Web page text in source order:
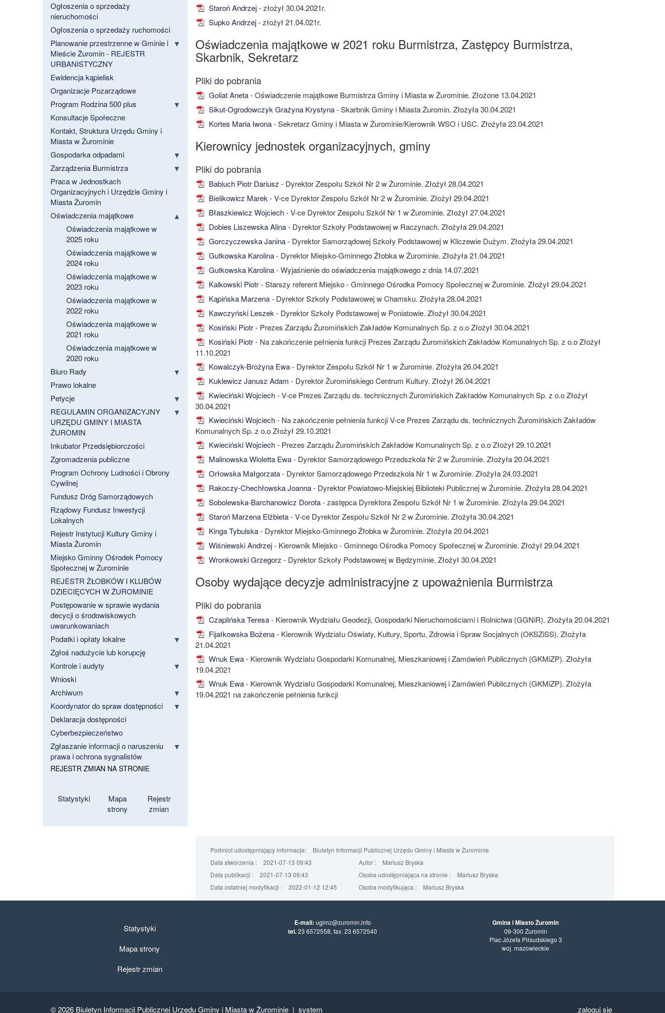
Ogłoszenia o sprzedaży
nieruchomości
Ogłoszenia o sprzedaży ruchomości
Planowanie przestrzenne w Gminie i
Mieście Żuromin - REJESTR
URBANISTYCZNY
Ewidencja kąpielisk
Organizacje Pozarządowe
Program Rodzina 500 plus
Konsultacje Społeczne
Kontakt, Struktura Urzędu Gminy i
Miasta w Żurominie
Gospodarka odpadami
Zarządzenia Burmistrza
Praca w Jednostkach
Organizacyjnych i Urzędzie Gminy i
Miasta Żuromin
Oświadczenia majątkowe
Oświadczenia majątkowe w
2025 roku
Oświadczenia majątkowe w
2024 roku
Oświadczenia majątkowe w
2023 roku
Oświadczenia majątkowe w
2022 roku
Oświadczenia majątkowe w
2021 roku
Oświadczenia majątkowe w
2020 roku
Biuro Rady
Prawo lokalne
Petycje
REGULAMIN ORGANIZACYJNY
URZĘDU GMINY I MIASTA
ŻUROMIN
Inkubator Przedsiębiorczości
Zgromadzenia publiczne
Program Ochrony Ludności i Obrony
Cywilnej
Fundusz Dróg Samorządowych
Rządowy Fundusz Inwestycji
Lokalnych
Rejestr Instytucji Kultury Gminy i
Miasta Żuromin
Miejsko Gminny Ośrodek Pomocy
Społecznej w Żurominie
REJESTR ŻŁOBKÓW I KLUBÓW
DZIECIĘCYCH W ŻUROMINIE
Postępowanie w sprawie wydania
decycji o środowiskowych
uwarunkowaniach
Podatki i opłaty lokalne
Zgłoś nadużycie lub korupcję
Kontrole i audyty
Wnioski
Archiwum
Koordynator do spraw dostępności
Deklaracja dostępności
Cyberbezpieczeństwo
Zgłaszanie informacji o naruszeniu
prawa i ochrona sygnalistów
REJESTR ZMIAN NA STRONIE
Statystyki
Mapa
strony
Rejestr
zmian
Staroń Andrzej - złożył 30.04.2021r.
Supko Andrzej - złożył 21.04.021r.
Oświadczenia majątkowe w 2021 roku Burmistrza, Zastępcy Burmistrza,
Skarbnik, Sekretarz
Goliat Aneta - Oświadczenie majątkowe Burmistrza Gminy i Miasta w Żurominie. Złożone 13.04.2021
Sikut-Ogrodowczyk Grażyna Krystyna - Skarbnik Gminy i Miasta Żuromin. Złożyła 30.04.2021
Kortes Maria Iwona - Sekretarz Gminy i Miasta w Żurominie/Kierownik WSO i USC. Złożyła 23.04.2021
Kierownicy jednostek organizacyjnych, gminy
Babiuch Piotr Dariusz - Dyrektor Zespołu Szkół Nr 2 w Żurominie. Złożył 28.04.2021
Bielikowicz Marek - V-ce Dyrektor Zespołu Szkół Nr 2 w Żurominie. Złożył 29.04.2021
Błaszkiewicz Wojciech - V-ce Dyrektor Zespołu Szkół Nr 1 w Żurominie. Złożył 27.04.2021
Dobies Liszewska Alina - Dyrektor Szkoły Podstawowej w Raczynach. Złożyła 29.04.2021
Gorczyczewska Janina - Dyrektor Samorządowej Szkoły Podstawowej w Kliczewie Dużym. Złożyła 29.04.2021
Gutkowska Karolina - Dyrektor Miejsko-Gminnego Żłobka w Żurominie. Złożyła 21.04.2021
Gutkowska Karolina - Wyjaśnienie do oświadczenia majątkowego z dnia 14.07.2021
Kalkowski Piotr - Starszy referent Miejsko - Gminnego Ośrodka Pomocy Społecznej w Żurominie. Złożył 29.04.2021
Kąpińska Marzena - Dyrektor Szkoły Podstawowej w Chamsku. Złożyła 28.04.2021
Kawczyński Leszek - Dyrektor Szkoły Podstawowej w Poniatowie. Złożył 30.04.2021
Kosiński Piotr - Prezes Zarządu Żuromińskich Zakładów Komunalnych Sp. z o.o Złożył 30.04.2021
Kosiński Piotr - Na zakończenie pełnienia funkcji Prezes Zarządu Żuromińskich Zakładów Komunalnych Sp. z o.o Złożył
11.10.2021
Kowalczyk-Brożyna Ewa - Dyrektor Zespołu Szkół Nr 1 w Żurominie. Złożyła 26.04.2021
Kuklewicz Janusz Adam - Dyrektor Żuromińskiego Centrum Kultury. Złożył 26.04.2021
Kwieciński Wojciech - V-ce Prezes Zarządu ds. technicznych Żuromińskich Zakładów Komunalnych Sp. z o.o Złożył
30.04.2021
Kwieciński Wojciech - Na zakończenie pełnienia funkcji V-ce Prezes Zarządu ds. technicznych Żuromińskich Zakładów
Komunalnych Sp. z o.o Złożył 29.10.2021
Kwieciński Wojciech - Prezes Zarządu Żuromińskich Zakładów Komunalnych Sp. z o.o Złożył 29.10.2021
Malinowska Wioletta Ewa - Dyrektor Samorządowego Przedszkola Nr 2 w Żurominie. Złożyła 20.04.2021
Orłowska Małgorzata - Dyrektor Samorządowego Przedszkola Nr 1 w Żurominie. Złożyła 24.03.2021
Rakoczy-Chechłowska Joanna - Dyrektor Powiatowo-Miejskiej Biblioteki Publicznej w Żurominie. Złożyła 28.04.2021
Sobolewska-Barchanowicz Dorota - zastępca Dyrektora Zespołu Szkół Nr 1 w Żurominie. Złożyła 29.04.2021
Staroń Marzena Elżbieta - V-ce Dyrektor Zespołu Szkół Nr 2 w Żurominie. Złożyła 30.04.2021
Kinga Tybulska - Dyrektor Miejsko-Gminnego Żłobka w Żurominie. Złożyła 20.04.2021
Wiśniewski Andrzej - Kierownik Miejsko - Gminnego Ośrodka Pomocy Społecznej w Żurominie. Złożył 29.04.2021
Wronkowski Grzegorz - Dyrektor Szkoły Podstawowej w Będzyminie. Złożył 30.04.2021
Osoby wydające decyzje administracyjne z upoważnienia Burmistrza
Czaplińska Teresa - Kierownik Wydziału Geodezji, Gospodarki Nieruchomościami i Rolnictwa (GGNiR). Złożyła 20.04.2021
Fijałkowska Bożena - Kierownik Wydziału Oświaty, Kultury, Sportu, Zdrowia i Spraw Socjalnych (OKSZiSS). Złożyła
21.04.2021
Wnuk Ewa - Kierownik Wydziału Gospodarki Komunalnej, Mieszkaniowej i Zamówień Publicznych (GKMiZP). Złożyła
19.04.2021
Wnuk Ewa - Kierownik Wydziału Gospodarki Komunalnej, Mieszkaniowej i Zamówień Publicznych (GKMiZP). Złożyła
19.04.2021 na zakończenie pełnienia funkcji
Podmiot udostępniający informacje:
Biuletyn Informacji Publicznej Urzędu Gminy i Miasta w Żurominie
Data stworzenia :
2021-07-13 09:43 Autor :
Mariusz Bryska
Data publikacji :
2021-07-13 09:43 Osoba udostępniająca na stronie :
Mariusz Bryska
Data ostatniej modyfikacji :
2022-01-12 12:45 Osoba modyfikująca : Mariusz Bryska
Statystyki
Mapa strony
Rejestr zmian
E-mail: ugimz@zuromin.info
tel.23 6572558, fax. 23 6572540
Gmina i Miasto Żuromin
09-300 Żuromin
Plac Józefa Piłsudskiego 3
woj. mazowieckie
© 2026 Biuletyn Informacji Publicznej Urzędu Gminy i Miasta w Żurominie | system zaloguj się